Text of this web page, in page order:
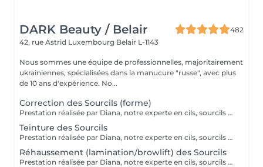
DARK Beauty / Belair
482
42, rue Astrid Luxembourg Belair L-1143
Nous sommes une équipe de professionnelles, majoritairement
ukrainiennes, spécialisées dans la manucure "russe", avec plus
de 10 ans d'expérience. No...
Correction des Sourcils (forme)
Prestation réalisée par Diana, notre experte en cils, sourcils et épilation, avec plus de 10 ans d'expérience, garantissant précision et résultats de haute qualité.
Teinture des Sourcils
Prestation réalisée par Diana, notre experte en cils, sourcils et épilation, avec plus de 10 ans d'expérience, garantissant précision et résultats de haute qualité.
Réhaussement (lamination/browlift) des Sourcils
Prestation réalisée par Diana, notre experte en cils, sourcils et épilation, avec plus de 10 ans d'expérience, garantissant précision et résultats de haute qualité.